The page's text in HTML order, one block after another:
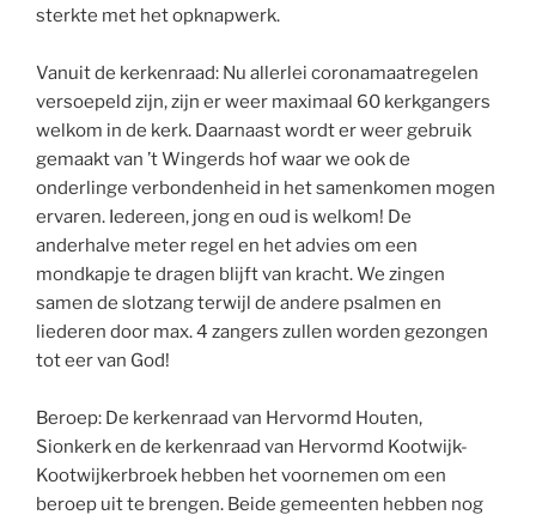
sterkte met het opknapwerk.
Vanuit de kerkenraad: Nu allerlei coronamaatregelen
versoepeld zijn, zijn er weer maximaal 60 kerkgangers
welkom in de kerk. Daarnaast wordt er weer gebruik
gemaakt van ’t Wingerds hof waar we ook de
onderlinge verbondenheid in het samenkomen mogen
ervaren. Iedereen, jong en oud is welkom! De
anderhalve meter regel en het advies om een
mondkapje te dragen blijft van kracht. We zingen
samen de slotzang terwijl de andere psalmen en
liederen door max. 4 zangers zullen worden gezongen
tot eer van God!
Beroep: De kerkenraad van Hervormd Houten,
Sionkerk en de kerkenraad van Hervormd Kootwijk-
Kootwijkerbroek hebben het voornemen om een
beroep uit te brengen. Beide gemeenten hebben nog